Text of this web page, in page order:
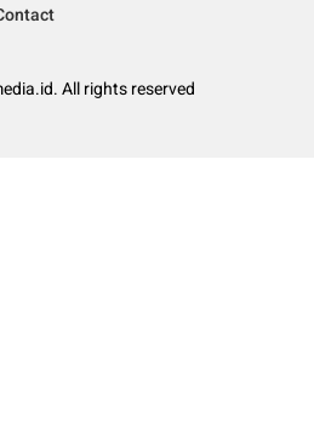
All rights reserved